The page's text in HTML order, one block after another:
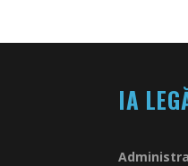
IA